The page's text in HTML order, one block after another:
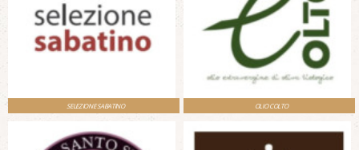
SELEZIONE SABATINO OLIO COLTO